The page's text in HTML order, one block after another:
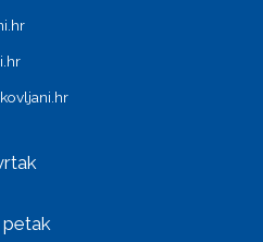
petak